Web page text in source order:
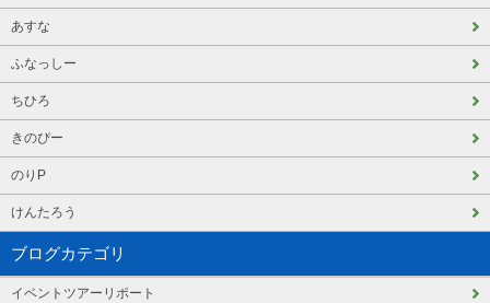
あすな
ふなっしー
ちひろ
きのぴー
のりP
けんたろう
ブログカテゴリ
イベントツアーリポート